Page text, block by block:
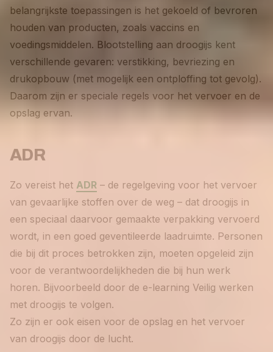
belangrijkste toepassingen is het gekoeld of bevroren
houden van producten, zoals vaccins en
voedingsmiddelen. Blootstelling aan droogijs kent
verschillende gevaren: verstikking, bevriezing en
drukopbouw (met mogelijk een ontploffing tot gevolg).
Daarom zijn er speciale regels voor het vervoer en de
opslag ervan.
ADR
Zo vereist het ADR – de regelgeving voor het vervoer
van gevaarlijke stoffen over de weg – dat droogijs in
een speciaal daarvoor gemaakte verpakking vervoerd
wordt, in een goed geventileerde laadruimte. Personen
die bij dit proces betrokken zijn, moeten opgeleid zijn
voor de verantwoordelijkheden die bij hun werk
horen. Bijvoorbeeld door de e-learning Veilig werken
met droogijs te volgen.
Zo zijn er ook eisen voor de opslag en het vervoer
van droogijs door de lucht.